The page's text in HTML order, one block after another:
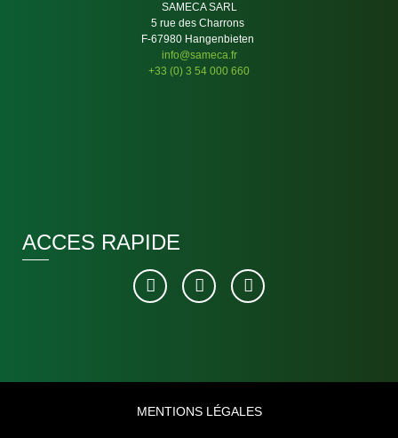
SAMECA SARL
5 rue des Charrons
F-67980 Hangenbieten
info@sameca.fr
+33 (0) 3 54 000 660
ACCES RAPIDE
MENTIONS LÉGALES